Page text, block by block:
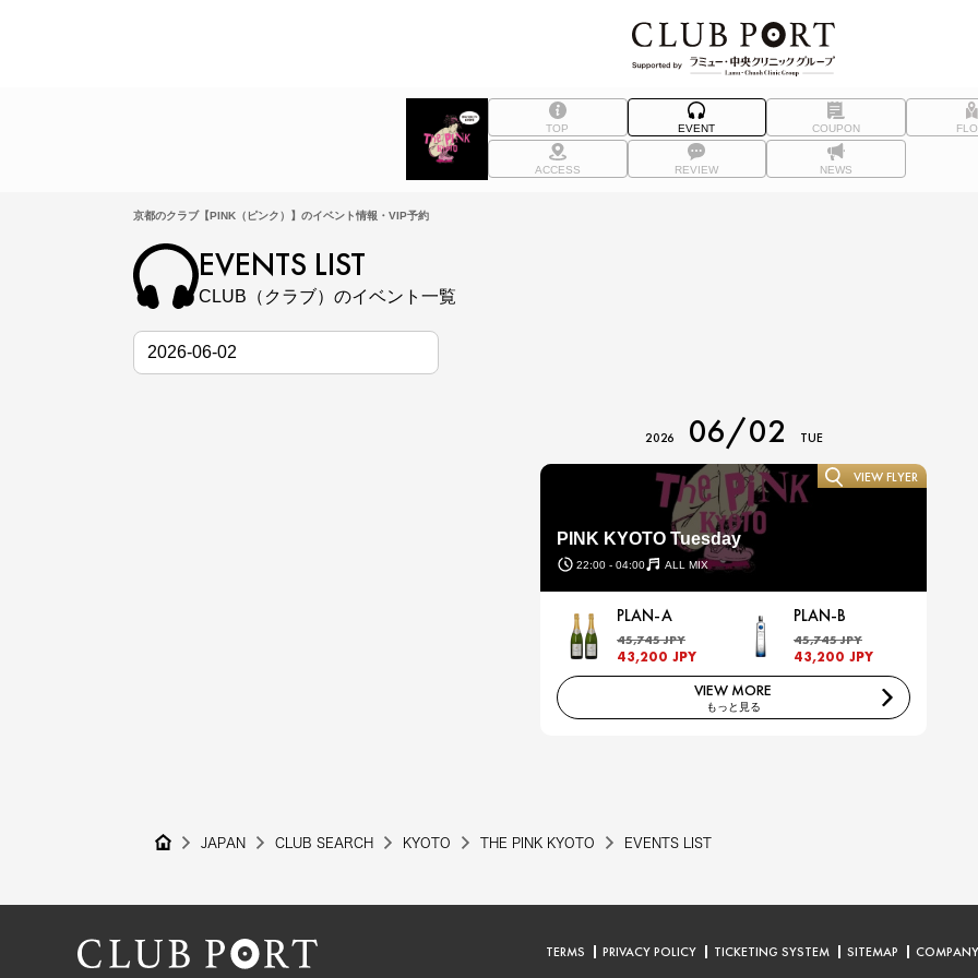
TOP EVENT COUPON
ACCESS REVIEW NEWS
京都のクラブ【PINK（ピンク）】のイベント情報・VIP予約
EVENTS LIST
CLUB（クラブ）のイベント一覧
2026 06/02 TUE
PINK KYOTO Tuesday
22:00 - 04:00 ALL MIX
VIEW FLYER
PLAN-A
45,745 JPY
43,200 JPY
PLAN-B
45,745 JPY
43,200 JPY
VIEW MORE
もっと見る
JAPAN CLUB SEARCH KYOTO THE PINK KYOTO EVENTS LIST
TERMS PRIVACY POLICY TICKETING SYSTEM SITEMAP COMPANY